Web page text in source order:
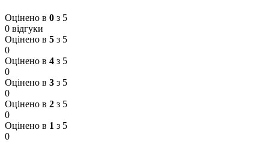
Оцінено в 0 з 5
0 відгуки
Оцінено в 5 з 5
0
Оцінено в 4 з 5
0
Оцінено в 3 з 5
0
Оцінено в 2 з 5
0
Оцінено в 1 з 5
0